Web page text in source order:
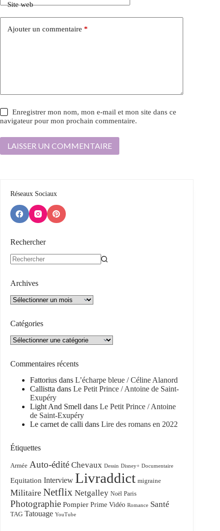
Site web
Ajouter un commentaire *
Enregistrer mon nom, mon e-mail et mon site dans ce
navigateur pour mon prochain commentaire.
LAISSER UN COMMENTAIRE
Réseaux Sociaux
Rechercher
Archives
Archives
Catégories
Catégories
Commentaires récents
Fattorius dans L’écharpe bleue / Céline Alanord
Callistta dans Le Petit Prince / Antoine de Saint-
Exupéry
Light And Smell dans Le Petit Prince / Antoine
de Saint-Exupéry
Le carnet de calli dans Lire des romans en 2022
Étiquettes
Armée Auto-édité Chevaux Dessin Disney+ Documentaire
Equitation Interview Livraddict migraine
Militaire Netflix Netgalley Noël Paris
Photographie Pompier Prime Vidéo Romance Santé
TAG Tatouage YouTube